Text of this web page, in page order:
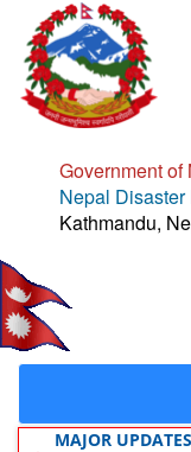
Government of
Nepal
Kathmandu,
MAJOR UPDATES